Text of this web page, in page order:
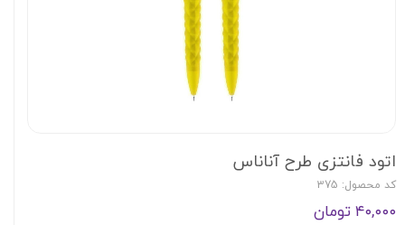
اتود فانتزی طرح آناناس
کد محصول: 375
۴۰,۰۰۰ تومان